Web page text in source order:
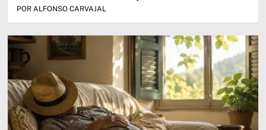
POR ALFONSO CARVAJAL